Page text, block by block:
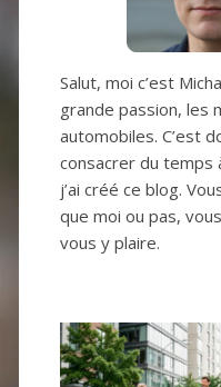
Salut, moi c’est
grande passion, les
automobiles. C’est
consacrer du temps
j’ai créé ce blog.
que moi ou pas,
vous y plaire.